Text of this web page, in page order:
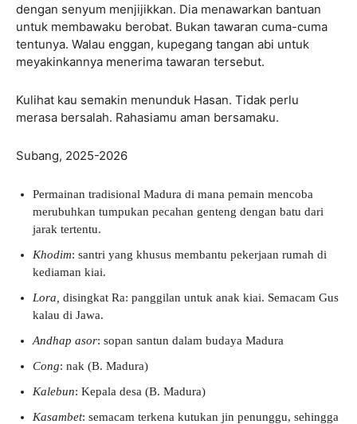
dengan senyum menjijikkan. Dia menawarkan bantuan
untuk membawaku berobat. Bukan tawaran cuma-cuma
tentunya. Walau enggan, kupegang tangan abi untuk
meyakinkannya menerima tawaran tersebut.
Kulihat kau semakin menunduk Hasan. Tidak perlu
merasa bersalah. Rahasiamu aman bersamaku.
Subang, 2025-2026
Permainan tradisional Madura di mana pemain mencoba
merubuhkan tumpukan pecahan genteng dengan batu dari
jarak tertentu.
Khodim: santri yang khusus membantu pekerjaan rumah di
kediaman kiai.
Lora, disingkat Ra: panggilan untuk anak kiai. Semacam Gus
kalau di Jawa.
Andhap asor: sopan santun dalam budaya Madura
Cong: nak (B. Madura)
Kalebun: Kepala desa (B. Madura)
Kasambet: semacam terkena kutukan jin penunggu, sehingga